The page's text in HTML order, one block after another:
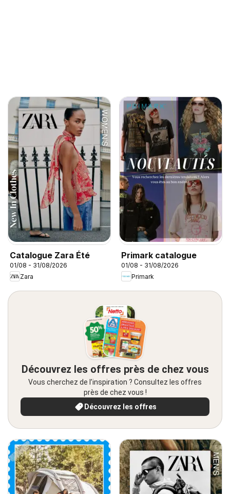
Catalogue Zara Été
01/08 - 31/08/2026
Zara
Primark catalogue
01/08 - 31/08/2026
Primark
Découvrez les offres près de chez vous
Vous cherchez de l’inspiration ? Consultez les offres
près de chez vous !
Découvrez les offres